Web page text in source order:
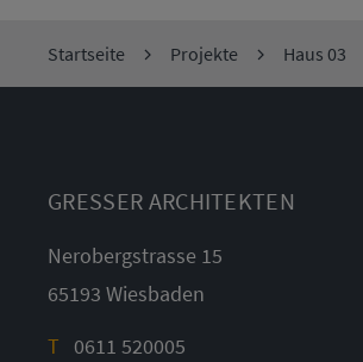
Startseite Projekte Haus 03
GRESSER ARCHITEKTEN
Nerobergstrasse 15
65193 Wiesbaden
T
0611 520005